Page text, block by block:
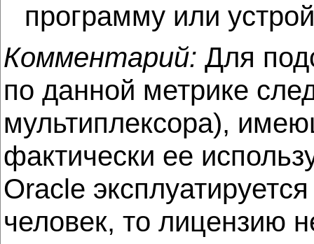
программу или
Комментарий: Для
по данной метрике
мультиплексора),
фактически ее
Oracle
человек, то лицензию